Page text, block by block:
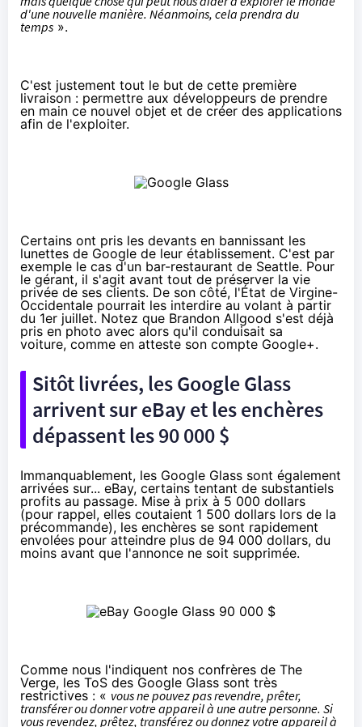
d'une nouvellemanière. Néanmoins, cela prendra du
temps ».
C'est justement tout le but de cette première
livraison : permettre aux développeurs de prendre
en main ce nouvel objet et de créer des applications
afin de l'exploiter.
Certains ont pris les devants en bannissant les
lunettes de Google de leur établissement. C'est par
exemple le cas d'un bar-restaurant de Seattle. Pour
le gérant, il s'agit avant tout de préserver la vie
privée de ses clients. De son côté, l'État de Virgine-
Occidentale pourrait les interdire au volant à partir
du 1er juillet. Notez que Brandon Allgood s'est déjà
pris en photo avec alors qu'il conduisait sa
voiture,comme en atteste son compte Google+.
Sitôt livrées, les Google Glass
arrivent sur eBay et les enchères
dépassent les 90 000 $
Immanquablement, les Google Glass sont également
arrivées sur... eBay, certains tentant de substantiels
profits au passage. Mise à prix à 5 000 dollars
(pour rappel, elles coutaient 1 500 dollars lors de la
précommande), les enchères se sont rapidement
envolées pour atteindre plus de 94 000 dollars, du
moins avant que l'annonce ne soit supprimée.
Comme nous l'indiquent nos confrères de The
Verge, les ToS des Google Glass sont très
restrictives : « vous ne pouvez pas revendre, prêter,
transférer ou donner votre appareil à une autre personne. Si
vous revendez, prêtez, transférez ou donnez votre appareil à